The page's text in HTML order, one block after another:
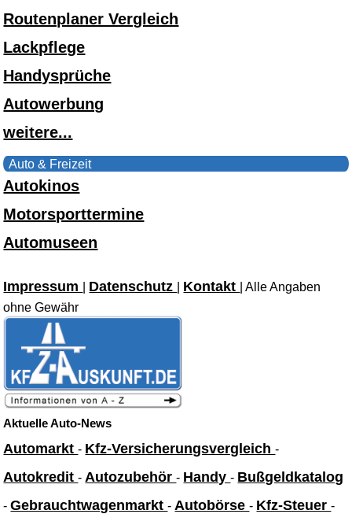
Routenplaner Vergleich
Lackpflege
Handysprüche
Autowerbung
weitere...
Auto & Freizeit
Autokinos
Motorsporttermine
Automuseen
Impressum Datenschutz Kontakt
| Alle Angaben
ohne Gewähr
Aktuelle Auto-News
Automarkt- Kfz-Versicherungsvergleich-
Autokredit- Autozubehör- Handy- Bußgeldkatalog
-Gebrauchtwagenmarkt- Autobörse- Kfz-Steuer-